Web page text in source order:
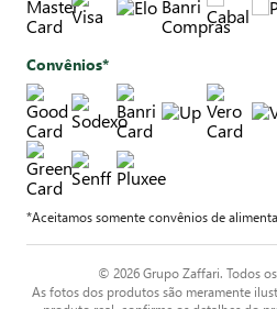
Convênios*
*Aceitamos somente convênios de
© 2026 Grupo Zaffari. Todos
As fotos dos produtos são meramente